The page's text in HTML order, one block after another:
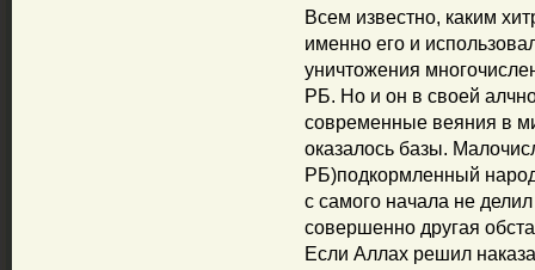
Всем известно, каким
именно его и
уничтожения
РБ. Но и он в своей
современные веяния в
оказалось базы.
РБ)подкормленный
с самого начала не
совершенно другая
Если Аллах решил